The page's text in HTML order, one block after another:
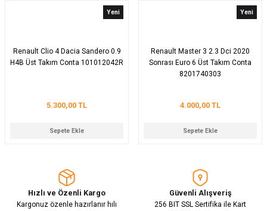
Yeni
Renault Clio 4 Dacia Sandero 0.9
H4B Üst Takım Conta 101012042R
5.300,00 TL
Sepete Ekle
Yeni
Renault Master 3 2.3 Dci 2020
Sonrası Euro 6 Üst Takım Conta
8201740303
4.000,00 TL
Sepete Ekle
Hızlı ve Özenli Kargo
Kargonuz özenle hazırlanır hılı
Güvenli Alışveriş
256 BIT SSL Sertifika ile Kart